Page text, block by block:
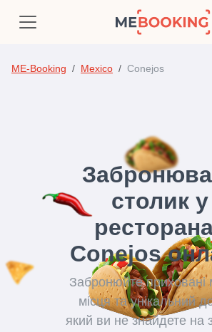
ME-Booking Mexico Conejos
столик у
Conejos
Забронюйте приховані
місця та унікальний
який ви не знайдете на